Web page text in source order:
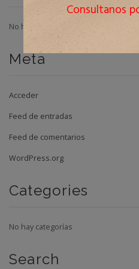
No hay categorías
Meta
Acceder
Feed de entradas
Feed de comentarios
WordPress.org
Categories
No hay categorías
Search
Consultanos